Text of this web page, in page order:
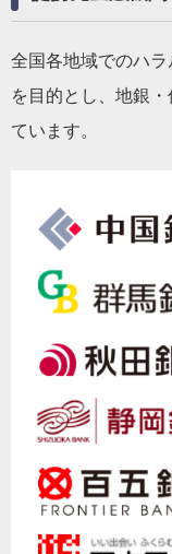
全国各地域でのハ
を目的とし、地銀
ています。